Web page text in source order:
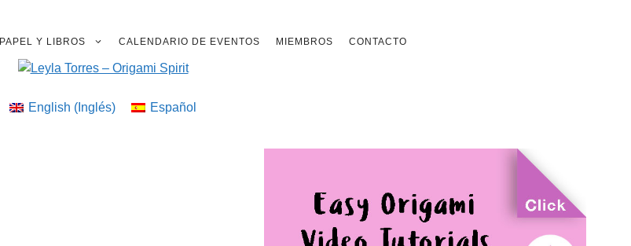
PAPEL Y LIBROS CALENDARIO DE EVENTOS MIEMBROS CONTACTO
English ( Inglés) Español